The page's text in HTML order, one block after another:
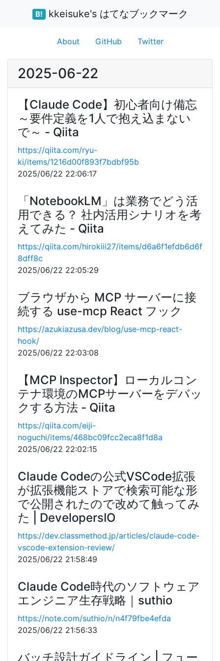
B! kkeisuke's はてなブックマーク
About GitHub Twitter
2025-06-22
【Claude Code】初心者向け備忘
～要件定義を1人で抱え込まない
で～ - Qiita
https://qiita.com/ryu-
ki/items/1216d00f893f7bdbf95b
2025/06/22 22:06:17
「NotebookLM」は業務でどう活
用できる？ 社内活用シナリオを考
えてみた - Qiita
https://qiita.com/hirokiii27/items/d6a6f1efdb6d6f
8dff8c
2025/06/22 22:05:29
ブラウザから MCP サーバーに接
続する use-mcp React フック
https://azukiazusa.dev/blog/use-mcp-react-
hook/
2025/06/22 22:03:08
【MCP Inspector】ローカルコン
テナ環境のMCPサーバーをデバッ
クする方法 - Qiita
https://qiita.com/eiji-
noguchi/items/468bc09fcc2eca8f1d8a
2025/06/22 22:02:15
Claude Codeの公式VSCode拡張
が拡張機能ストアで検索可能な形
で公開されたので改めて触ってみ
た | DevelopersIO
https://dev.classmethod.jp/articles/claude-code-
vscode-extension-review/
2025/06/22 21:58:49
Claude Code時代のソフトウェア
エンジニア生存戦略｜suthio
https://note.com/suthio/n/n4f79fbe4efda
2025/06/22 21:56:33
バッチ設計ガイドライン | フュー